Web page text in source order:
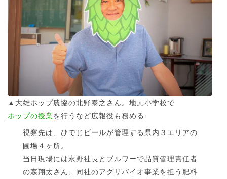
▲大雄ホップ農協の北野泰之さん。地元小学校で
ホップの授業を行うなど広報役も務める
視察先は、ひでじビールが管理する県内３エリアの
圃場４ヶ所。
当日現場には永野社長とブルワーで品質管理責任者
の森翔太さん、同社のアグリバイオ事業を担う肥料